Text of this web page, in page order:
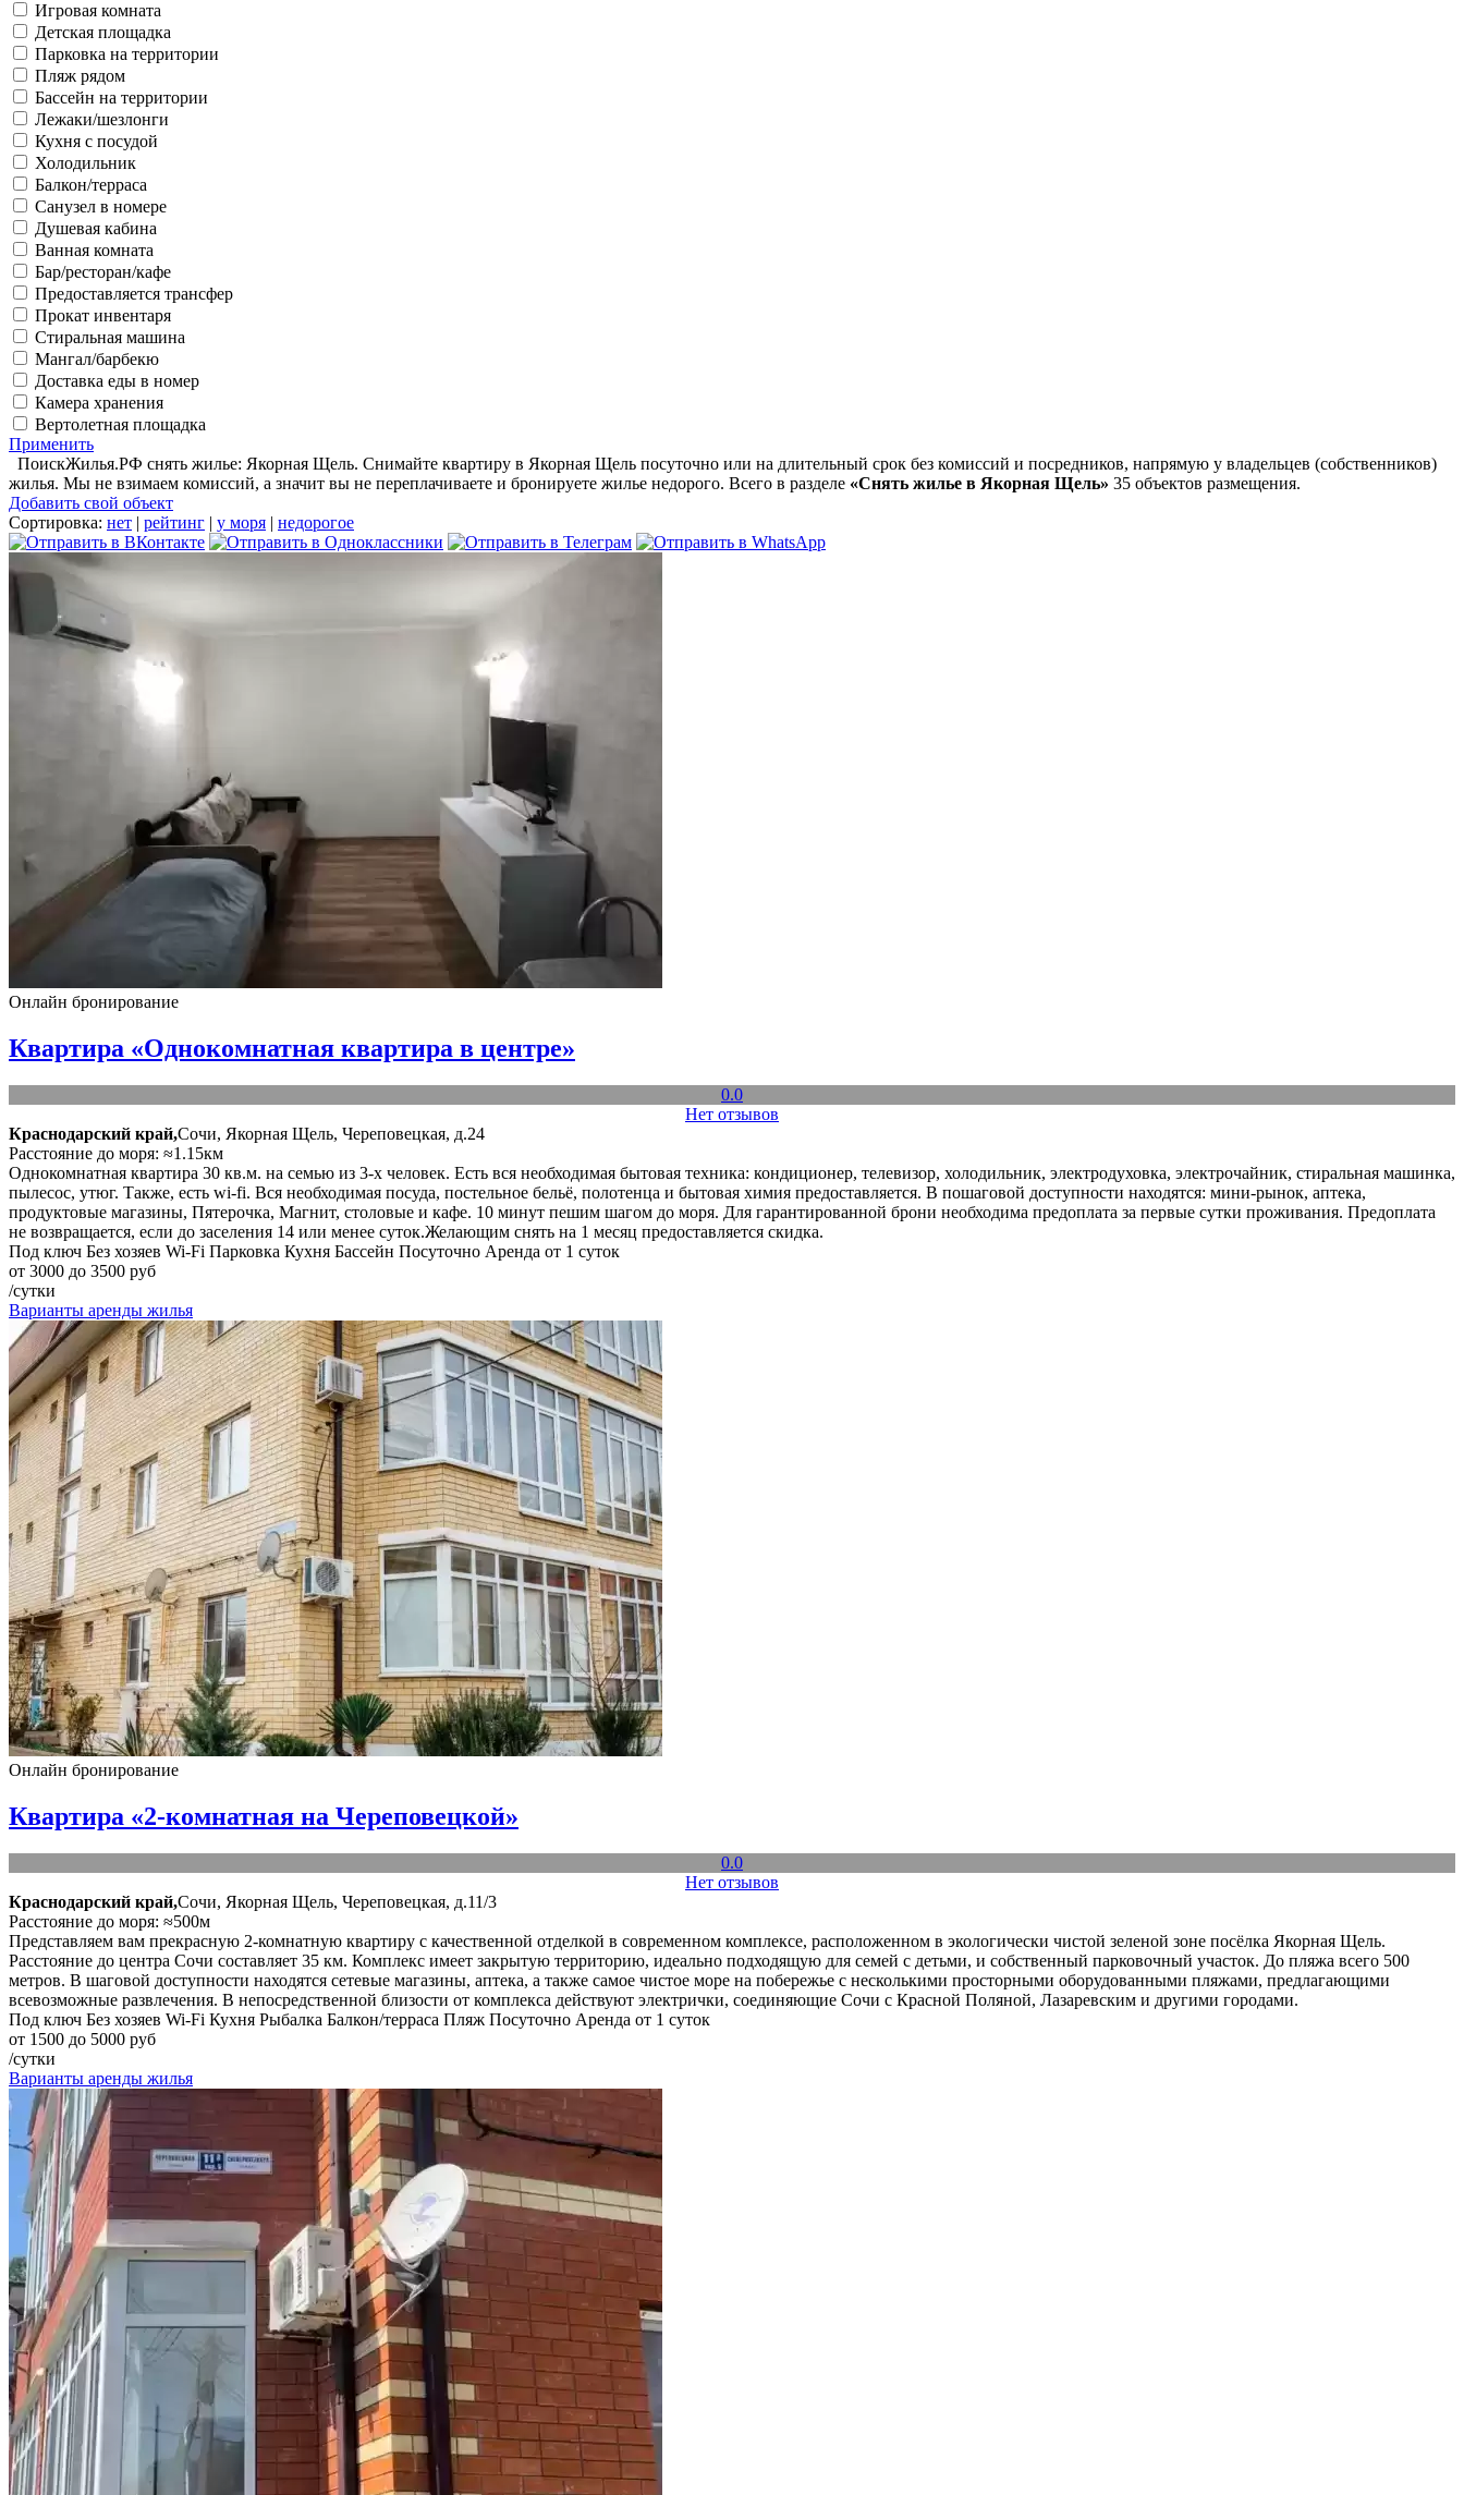
Игровая комната
Детская площадка
Парковка на территории
Пляж рядом
Бассейн на территории
Лежаки/шезлонги
Кухня с посудой
Холодильник
Балкон/терраса
Санузел в номере
Душевая кабина
Ванная комната
Бар/ресторан/кафе
Предоставляется трансфер
Прокат инвентаря
Стиральная машина
Мангал/барбекю
Доставка еды в номер
Камера хранения
Вертолетная площадка
Применить
ПоискЖилья.РФ снять жилье: Якорная Щель. Снимайте квартиру в Якорная Щель посуточно или на длительный срок без комиссий и посредников, напрямую у владельцев (собственников)
жилья. Мы не взимаем комиссий, а значит вы не переплачиваете и бронируете жилье недорого. Всего в разделе «Снять жилье в Якорная Щель» 35 объектов размещения.
Добавить свой объект
Сортировка: нет | рейтинг | у моря | недорогое
Онлайн бронирование
Квартира «Однокомнатная квартира в центре»
0.0
Нет отзывов
Краснодарский край,Сочи, Якорная Щель, Череповецкая, д.24
Расстояние до моря: ≈1.15км
Однокомнатная квартира 30 кв.м. на семью из 3-х человек. Есть вся необходимая бытовая техника: кондиционер, телевизор, холодильник, электродуховка, электрочайник, стиральная машинка,
пылесос, утюг. Также, есть wi-fi. Вся необходимая посуда, постельное бельё, полотенца и бытовая химия предоставляется. В пошаговой доступности находятся: мини-рынок, аптека,
продуктовые магазины, Пятерочка, Магнит, столовые и кафе. 10 минут пешим шагом до моря. Для гарантированной брони необходима предоплата за первые сутки проживания. Предоплата
не возвращается, если до заселения 14 или менее суток.Желающим снять на 1 месяц предоставляется скидка.
Под ключ Без хозяев Wi-Fi Парковка Кухня Бассейн Посуточно Аренда от 1 суток
от 3000 до 3500 руб
/сутки
Варианты аренды жилья
Онлайн бронирование
Квартира «2-комнатная на Череповецкой»
0.0
Нет отзывов
Краснодарский край,Сочи, Якорная Щель, Череповецкая, д.11/3
Расстояние до моря: ≈500м
Представляем вам прекрасную 2-комнатную квартиру с качественной отделкой в современном комплексе, расположенном в экологически чистой зеленой зоне посёлка Якорная Щель.
Расстояние до центра Сочи составляет 35 км. Комплекс имеет закрытую территорию, идеально подходящую для семей с детьми, и собственный парковочный участок. До пляжа всего 500
метров. В шаговой доступности находятся сетевые магазины, аптека, а также самое чистое море на побережье с несколькими просторными оборудованными пляжами, предлагающими
всевозможные развлечения. В непосредственной близости от комплекса действуют электрички, соединяющие Сочи с Красной Поляной, Лазаревским и другими городами.
Под ключ Без хозяев Wi-Fi Кухня Рыбалка Балкон/терраса Пляж Посуточно Аренда от 1 суток
от 1500 до 5000 руб
/сутки
Варианты аренды жилья